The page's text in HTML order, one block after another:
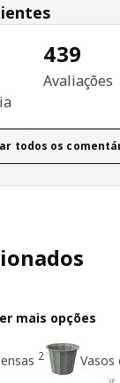
4.8 de 5
439
Avaliações
todos os
mais opções
2 Vasos